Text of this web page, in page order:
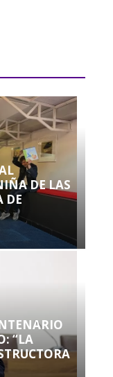
DE LAS
DE
“LA